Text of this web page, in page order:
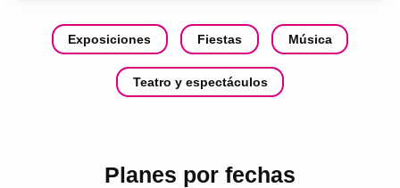
Exposiciones Fiestas Música
Teatro y espectáculos
Planes por fechas